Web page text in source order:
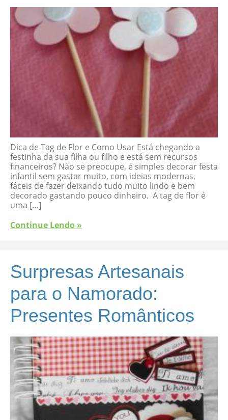
Dica de Tag de Flor e Como Usar Está chegando a
festinha da sua filha ou filho e está sem recursos
financeiros? Não se preocupe, é simples decorar festa
infantil sem gastar muito, com ideias modernas,
fáceis de fazer deixando tudo muito lindo e bem
decorado gastando pouco dinheiro. A tag de flor é
uma […]
Continue Lendo »
Surpresas Artesanais
para o Namorado:
Presentes Românticos